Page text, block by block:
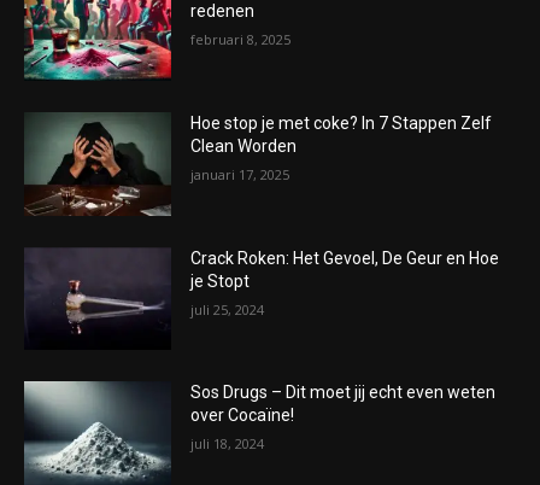
redenen
februari 8, 2025
Hoe stop je met coke? In 7 Stappen Zelf
Clean Worden
januari 17, 2025
Crack Roken: Het Gevoel, De Geur en Hoe
je Stopt
juli 25, 2024
Sos Drugs – Dit moet jij echt even weten
over Cocaïne!
juli 18, 2024